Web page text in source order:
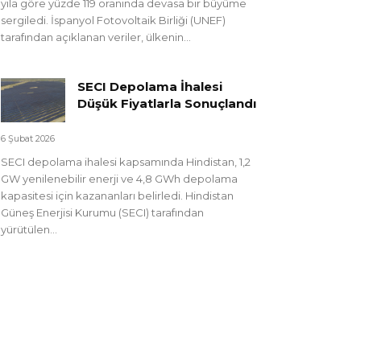
yıla göre yüzde 119 oranında devasa bir büyüme
sergiledi. İspanyol Fotovoltaik Birliği (UNEF)
tarafından açıklanan veriler, ülkenin...
SECI Depolama İhalesi
Düşük Fiyatlarla Sonuçlandı
6 Şubat 2026
SECI depolama ihalesi kapsamında Hindistan, 1,2
GW yenilenebilir enerji ve 4,8 GWh depolama
kapasitesi için kazananları belirledi. Hindistan
Güneş Enerjisi Kurumu (SECI) tarafından
yürütülen...